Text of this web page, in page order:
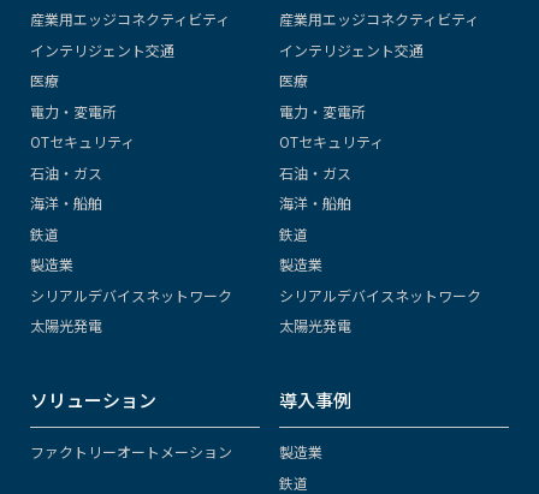
産業用エッジコネクティビティ
インテリジェント交通
医療
電力・変電所
OTセキュリティ
石油・ガス
海洋・船舶
鉄道
製造業
シリアルデバイスネットワーク
太陽光発電
産業用エッジコネクティビティ
インテリジェント交通
医療
電力・変電所
OTセキュリティ
石油・ガス
海洋・船舶
鉄道
製造業
シリアルデバイスネットワーク
太陽光発電
ソリューション
ファクトリーオートメーション
導入事例
製造業
鉄道